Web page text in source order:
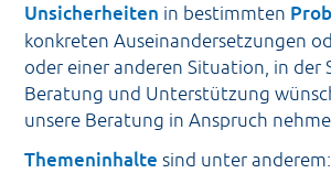
Unsicherheiten in bestimmten
konkreten Auseinandersetzungen
oder einer anderen Situation, in der
Beratung und Unterstützung
unsere Beratung in Anspruch
Themeninhaltesind unter anderem: